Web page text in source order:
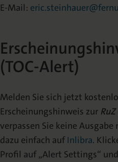
E-Mail:
(TOC-Alert)
Melden Sie sich jetzt
Erscheinungshinweis zur RuZ
verpassen Sie keine
dazu einfach aufInlibra.
Profil auf „Alert Settings“